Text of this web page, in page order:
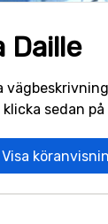
Daille
sedan på
Visa